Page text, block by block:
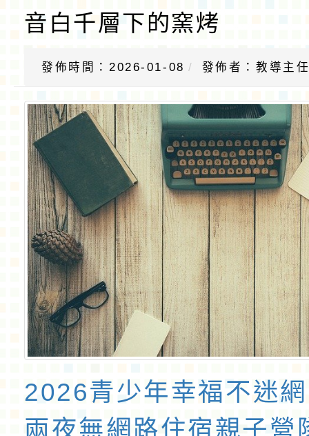
音白千層下的窯烤
發佈時間：2026-01-08 發佈者：教導主
2026青少年幸福不迷
兩夜無網路住宿親子營